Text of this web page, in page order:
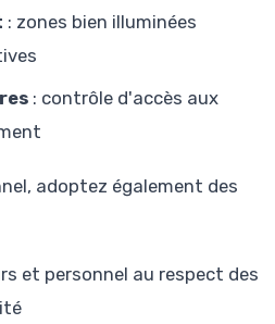
: zones bien illuminées
: contrôle d'accès aux
adoptez également des
et personnel au respect des